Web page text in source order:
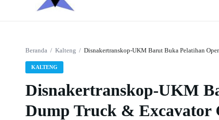
Beranda / Kalteng / Disnakertranskop-UKM Barut Buka Pelatihan
KALTENG
Disnakertranskop-UKM
Dump Truck & Excavator